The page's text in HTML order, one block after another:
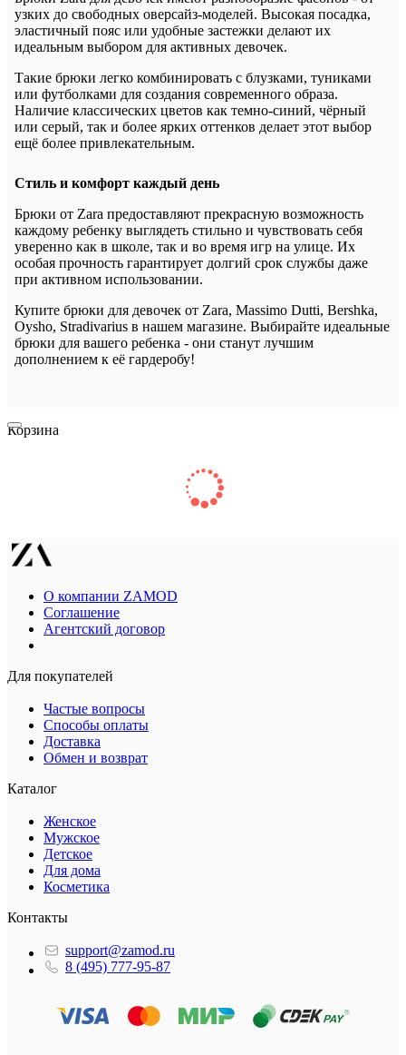
узких до свободных оверсайз-моделей. Высокая посадка,
эластичный пояс или удобные застежки делают их
идеальным выбором для активных девочек.
Такие брюки легко комбинировать с блузками, туниками
или футболками для создания современного образа.
Наличие классических цветов как темно-синий, чёрный
или серый, так и более ярких оттенков делает этот выбор
ещё более привлекательным.
Стиль и комфорт каждый день
Брюки от Zara предоставляют прекрасную возможность
каждому ребенку выглядеть стильно и чувствовать себя
уверенно как в школе, так и во время игр на улице. Их
особая прочность гарантирует долгий срок службы даже
при активном использовании.
Купите брюки для девочек от Zara, Massimo Dutti, Bershka,
Oysho, Stradivarius в нашем магазине. Выбирайте идеальные
брюки для вашего ребенка - они станут лучшим
дополнением к её гардеробу!
Корзина
О компании ZAMOD
Соглашение
Агентский договор
Для покупателей
Частые вопросы
Способы оплаты
Доставка
Обмен и возврат
Каталог
Женское
Мужское
Детское
Для дома
Косметика
Контакты
support@zamod.ru
8 (495) 777-95-87